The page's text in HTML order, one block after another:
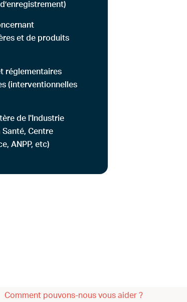
et de produits
réglementaires
(interventionnelles
de l'Industrie
Santé, Centre
ANPP, etc)
Comment pouvons-nous vous aider ?